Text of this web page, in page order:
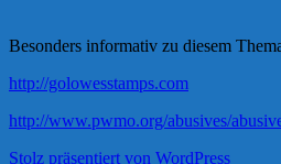
Besonders informativ zu diesem
http://golowesstamps.com
http://www.pwmo.org/abusives/
Stolz präsentiert von WordPress